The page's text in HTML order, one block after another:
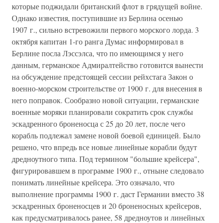
которые поджидали британский флот в грядущей войне.
Однако известия, поступившие из Берлина осенью
1907 г., сильно встревожили первого морского лорда. 3
октября капитан 1-го ранга Думас информировал в
Берлине посла Лэссэлса, что по имеющимся у него
данным, германское Адмиралтейство готовится вынести
на обсуждение предстоящей сессии рейхстага Закон о
военно-морском строительстве от 1900 г. для внесения в
него поправок. Сообразно новой ситуации, германские
военные моряки планировали сократить срок службы
эскадренного броненосца с 25 до 20 лет, после чего
корабль подлежал замене новой боевой единицей. Было
решено, что впредь все новые линейные корабли будут
дредноутного типа. Под термином "большие крейсера",
фигурировавшем в программе 1900 г., отныне следовало
понимать линейные крейсера. Это означало, что
выполнение программы 1900 г. даст Германии вместо 38
эскадренных броненосцев и 20 броненосных крейсеров,
как предусматривалось ранее, 58 дредноутов и линейных